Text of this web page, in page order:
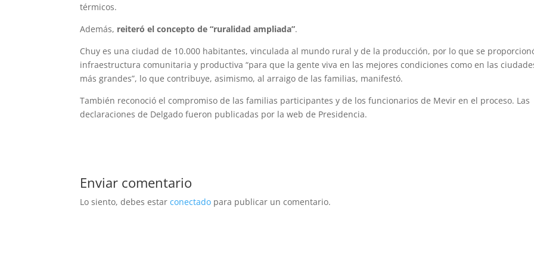
térmicos.
Además, reiteró el concepto de “ruralidad ampliada”.
Chuy es una ciudad de 10.000 habitantes, vinculada al mundo rural y de la producción, por lo que se
infraestructura comunitaria y productiva “para que la gente viva en las mejores condiciones como en las
más grandes”, lo que contribuye, asimismo, al arraigo de las familias, manifestó.
También reconoció el compromiso de las familias participantes y de los funcionarios de Mevir en el proceso. Las
declaraciones de Delgado fueron publicadas por la web de Presidencia.
Enviar comentario
Lo siento, debes estarconectado para publicar un comentario.